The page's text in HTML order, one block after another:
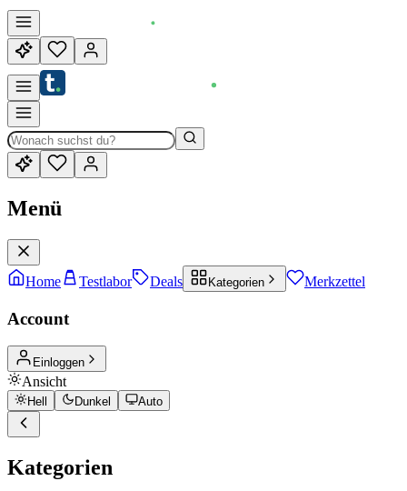
Menü
Home Testlabor Deals Kategorien Merkzettel
Account
Einloggen
Ansicht
Hell Dunkel Auto
Kategorien